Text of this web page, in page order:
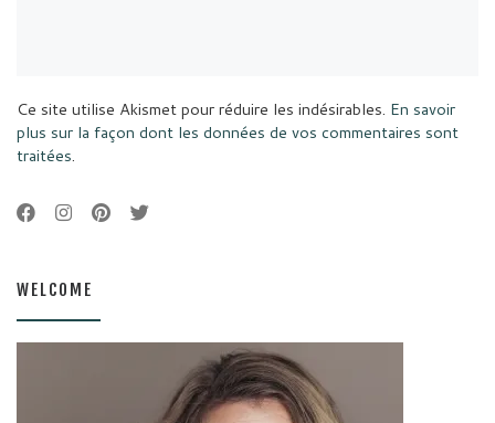
Ce site utilise Akismet pour réduire les indésirables. En savoir
plus sur la façon dont les données de vos commentaires sont
traitées.
WELCOME